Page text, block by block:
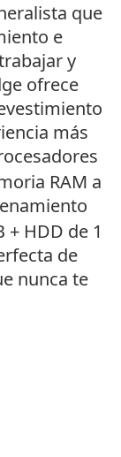
que
e
y
ofrece
más
RAM a
+ HDD de 1
de
nunca te